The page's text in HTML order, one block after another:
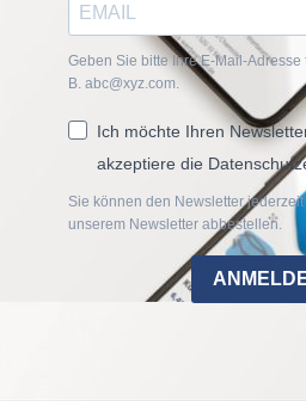
Geben Sie bitte Ihre E-Mail-
B. abc@xyz.com.
Ich möchte Ihren
akzeptiere die
Sie können den Newsletter
unserem Newsletter abbestellen.